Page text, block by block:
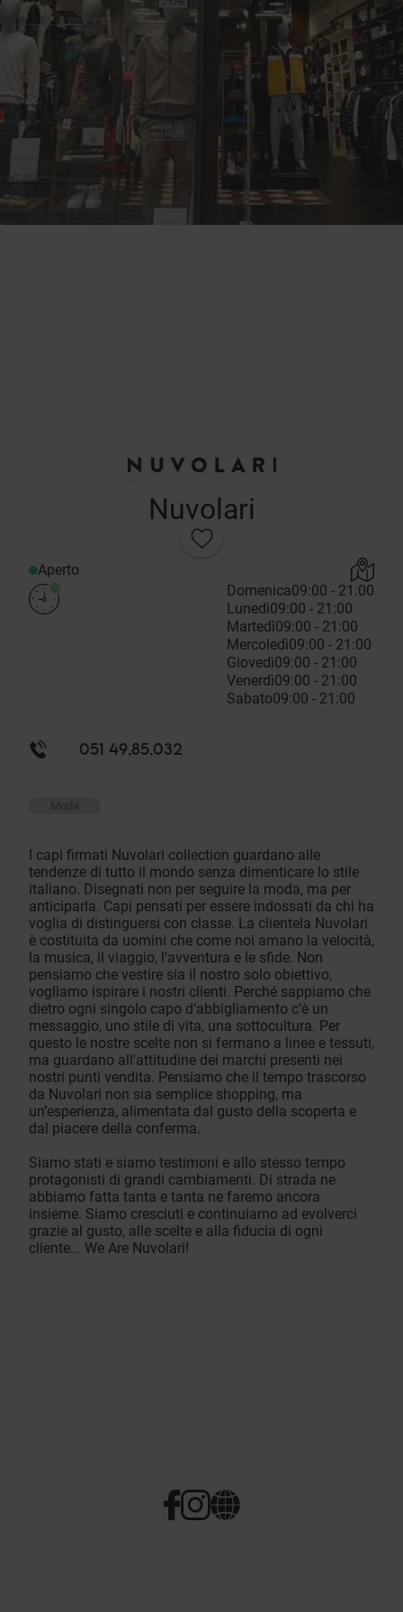
Nuvolari
Aperto
Domenica09:00 - 21:00
Lunedì09:00 - 21:00
Martedì09:00 - 21:00
Mercoledì09:00 - 21:00
Giovedì09:00 - 21:00
Venerdì09:00 - 21:00
Sabato09:00 - 21:00
051 49.85.032
Moda
I capi firmati Nuvolari collection guardano alle
tendenze di tutto il mondo senza dimenticare lo stile
italiano. Disegnati non per seguire la moda, ma per
anticiparla. Capi pensati per essere indossati da chi ha
voglia di distinguersi con classe. La clientela Nuvolari
è costituita da uomini che come noi amano la velocità,
la musica, il viaggio, l'avventura e le sfide. Non
pensiamo che vestire sia il nostro solo obiettivo,
vogliamo ispirare i nostri clienti. Perché sappiamo che
dietro ogni singolo capo d’abbigliamento c’è un
messaggio, uno stile di vita, una sottocultura. Per
questo le nostre scelte non si fermano a linee e tessuti,
ma guardano all’attitudine dei marchi presenti nei
nostri punti vendita. Pensiamo che il tempo trascorso
da Nuvolari non sia semplice shopping, ma
un’esperienza, alimentata dal gusto della scoperta e
dal piacere della conferma.
Siamo stati e siamo testimoni e allo stesso tempo
protagonisti di grandi cambiamenti. Di strada ne
abbiamo fatta tanta e tanta ne faremo ancora
insieme. Siamo cresciuti e continuiamo ad evolverci
grazie al gusto, alle scelte e alla fiducia di ogni
cliente... We Are Nuvolari!